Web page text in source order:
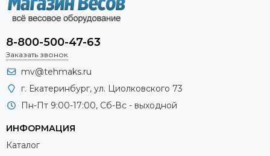
8-800-500-47-63
Заказать звонок
mv@tehmaks.ru
г. Екатеринбург, ул. Циолковского 73
Пн-Пт 9:00-17:00, Сб-Вс - выходной
ИНФОРМАЦИЯ
Каталог